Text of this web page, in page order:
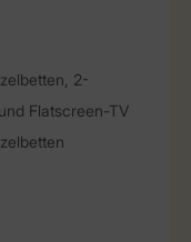
2-
Flatscreen-TV